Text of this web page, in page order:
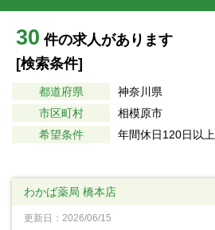
30 件の求人があります
[検索条件]
都道府県
神奈川県
市区町村
相模原市
希望条件
年間休日120日以上
わかば薬局 橋本店
更新日：2026/06/15